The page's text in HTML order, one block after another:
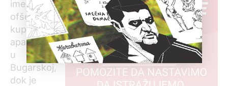
ime ovih
ofšor firmi
kupio 23
apartmana
u
Bugarskoj,
dok je